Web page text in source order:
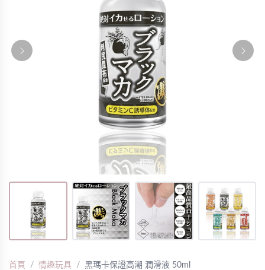
首頁 情趣玩具 黑瑪卡保證高潮 潤滑液 50ml